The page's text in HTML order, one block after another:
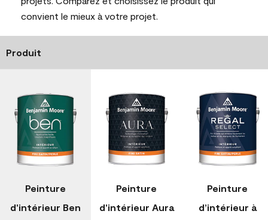
convient le mieux à votre projet.
Produit
Peinture
d'intérieur Ben
Peinture
d'intérieur Aura
Peinture
d’intérieur à